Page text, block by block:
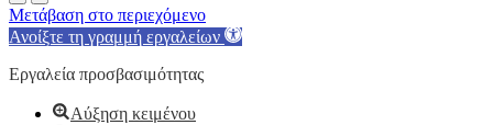
Μετάβαση στο περιεχόμενο
Ανοίξτε τη γραμμή εργαλείων
Εργαλεία προσβασιμότητας
Αύξηση κειμένου